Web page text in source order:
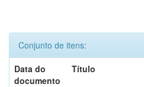
Conjunto de itens:
Data do
documento
Título